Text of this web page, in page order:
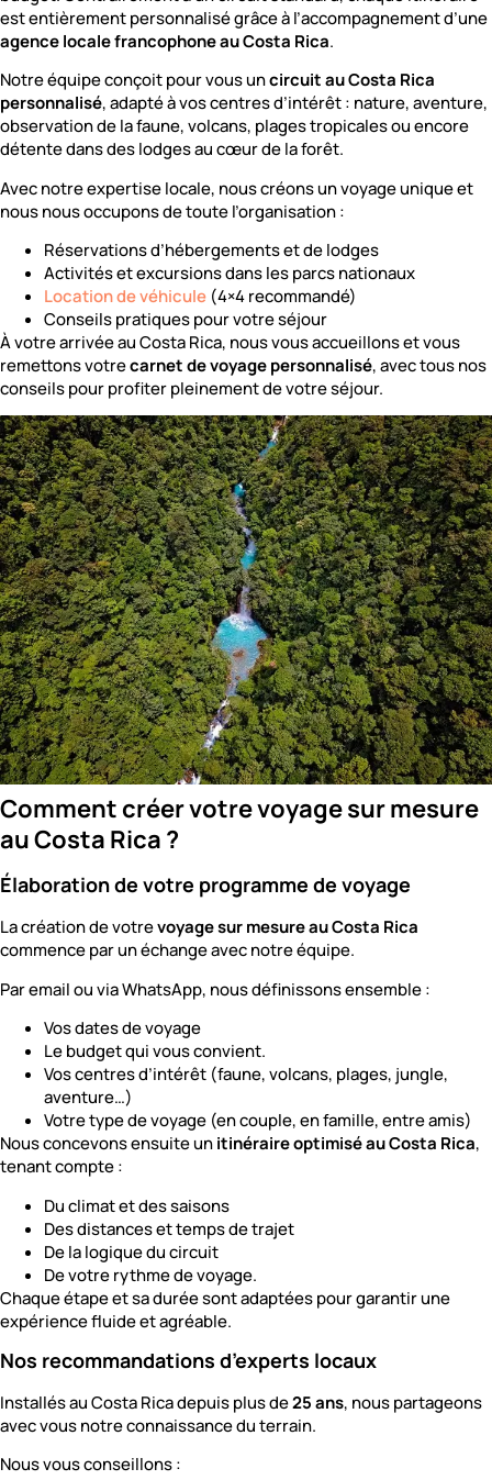
est entièrement personnalisé grâce à l’accompagnement d’une
agence locale francophone au Costa Rica.
Notre équipe conçoit pour vous uncircuit au Costa Rica
personnalisé, adapté à vos centres d’intérêt : nature, aventure,
observation de la faune, volcans, plages tropicales ou encore
détente dans des lodges au cœur de la forêt.
Avec notre expertise locale, nous créons un voyage unique et
nous nous occupons de toute l’organisation :
Réservations d’hébergements et de lodges
Activités et excursions dans les parcs nationaux
Location de véhicule (4×4 recommandé)
Conseils pratiques pour votre séjour
À votre arrivée au Costa Rica, nous vous accueillons et vous
remettons votrecarnet de voyage personnalisé, avec tous nos
conseils pour profiter pleinement de votre séjour.
Comment créer votre voyage sur mesure
au Costa Rica ?
Élaboration de votre programme de voyage
La création de votrevoyage sur mesure au Costa Rica
commence par un échange avec notre équipe.
Par email ou via WhatsApp, nous définissons ensemble :
Vos dates de voyage
Le budget qui vous convient.
Vos centres d’intérêt (faune, volcans, plages, jungle,
aventure…)
Votre type de voyage (en couple, en famille, entre amis)
Nous concevons ensuite unitinéraire optimisé au Costa Rica,
tenant compte :
Du climat et des saisons
Des distances et temps de trajet
De la logique du circuit
De votre rythme de voyage.
Chaque étape et sa durée sont adaptées pour garantir une
expérience fluide et agréable.
Nos recommandations d’experts locaux
Installés au Costa Rica depuis plus de25 ans, nous partageons
avec vous notre connaissance du terrain.
Nous vous conseillons :